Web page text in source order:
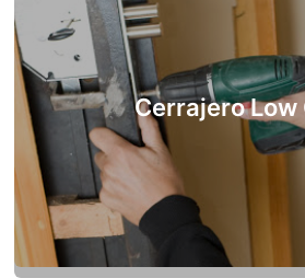
Cerrajero Low